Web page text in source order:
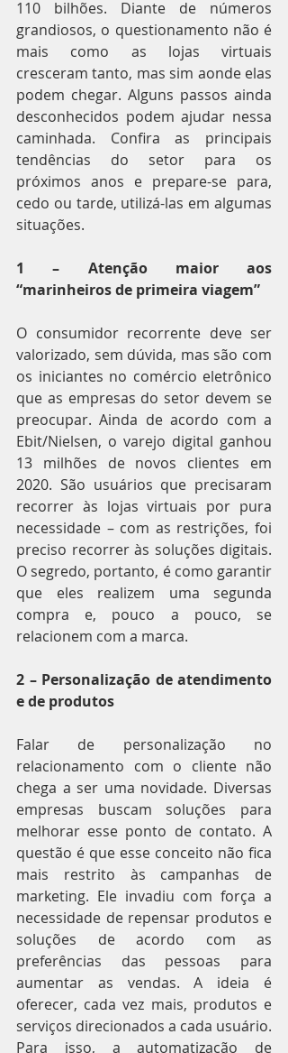
110 bilhões. Diante de números
grandiosos, o questionamento não é
mais como as lojas virtuais
cresceram tanto, mas sim aonde elas
podem chegar. Alguns passos ainda
desconhecidos podem ajudar nessa
caminhada. Confira as principais
tendências do setor para os
próximos anos e prepare-se para,
cedo ou tarde, utilizá-las em algumas
situações.
1 – Atenção maior aos
“marinheiros de primeira viagem”
O consumidor recorrente deve ser
valorizado, sem dúvida, mas são com
os iniciantes no comércio eletrônico
que as empresas do setor devem se
preocupar. Ainda de acordo com a
Ebit/Nielsen, o varejo digital ganhou
13 milhões de novos clientes em
2020. São usuários que precisaram
recorrer às lojas virtuais por pura
necessidade – com as restrições, foi
preciso recorrer às soluções digitais.
O segredo, portanto, é como garantir
que eles realizem uma segunda
compra e, pouco a pouco, se
relacionem com a marca.
2 – Personalização de atendimento
e de produtos
Falar de personalização no
relacionamento com o cliente não
chega a ser uma novidade. Diversas
empresas buscam soluções para
melhorar esse ponto de contato. A
questão é que esse conceito não fica
mais restrito às campanhas de
marketing. Ele invadiu com força a
necessidade de repensar produtos e
soluções de acordo com as
preferências das pessoas para
aumentar as vendas. A ideia é
oferecer, cada vez mais, produtos e
serviços direcionados a cada usuário.
Para isso, a automatização de